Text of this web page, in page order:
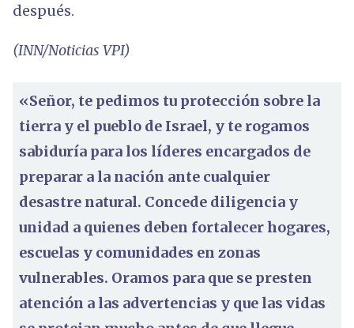
después.
(INN/Noticias VPI)
«Señor, te pedimos tu protección sobre la
tierra y el pueblo de Israel, y te rogamos
sabiduría para los líderes encargados de
preparar a la nación ante cualquier
desastre natural. Concede diligencia y
unidad a quienes deben fortalecer hogares,
escuelas y comunidades en zonas
vulnerables. Oramos para que se presten
atención a las advertencias y que las vidas